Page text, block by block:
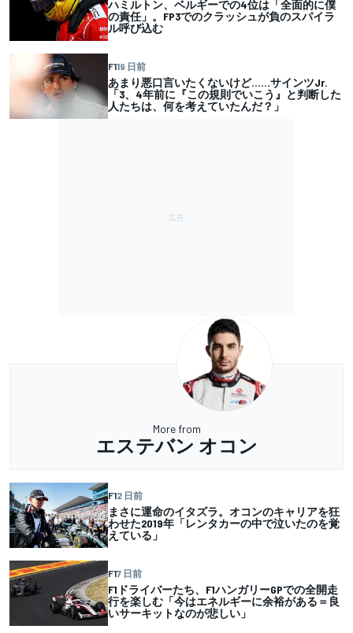
ハミルトン、ベルギーでの4位は「全面的に僕
の責任」。FP3でのクラッシュが負のスパイラ
ル呼び込む
F119 日前
あまり悪口言いたくないけど……サインツJr.
「3、4年前に『この規則でいこう』と判断した
人たちは、何を考えていたんだ？」
More from
エステバン オコン
F12 日前
まさに運命のイタズラ。オコンのキャリアを狂
わせた2019年「レンタカーの中で泣いたのを覚
えている」
F17 日前
F1ドライバーたち、F1ハンガリーGPでの全開走
行を楽しむ「今はエネルギーに余裕がある＝良
いサーキットなのが悲しい」